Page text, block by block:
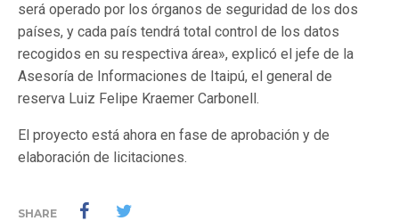
será operado por los órganos de seguridad de los dos
países, y cada país tendrá total control de los datos
recogidos en su respectiva área», explicó el jefe de la
Asesoría de Informaciones de Itaipú, el general de
reserva Luiz Felipe Kraemer Carbonell.
El proyecto está ahora en fase de aprobación y de
elaboración de licitaciones.
SHARE